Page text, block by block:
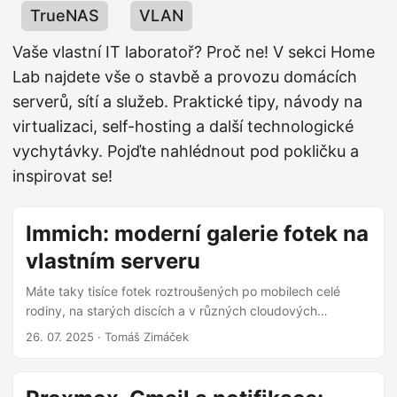
TrueNAS
VLAN
Vaše vlastní IT laboratoř? Proč ne! V sekci Home
Lab najdete vše o stavbě a provozu domácích
serverů, sítí a služeb. Praktické tipy, návody na
virtualizaci, self-hosting a další technologické
vychytávky. Pojďte nahlédnout pod pokličku a
inspirovat se!
Immich: moderní galerie fotek na
vlastním serveru
Máte taky tisíce fotek roztroušených po mobilech celé
rodiny, na starých discích a v různých cloudových
službách? Udržet v tom pořádek a zároveň mít fotky
jednoduché na používání pro všechny členy rodiny,
26. 07. 2025 · Tomáš Zimáček